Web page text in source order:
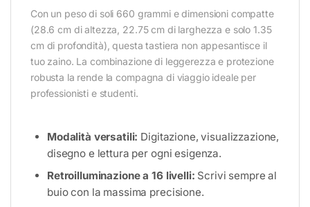
Con un peso di soli 660 grammi e dimensioni compatte
(28.6 cm di altezza, 22.75 cm di larghezza e solo 1.35
cm di profondità), questa tastiera non appesantisce il
tuo zaino. La combinazione di leggerezza e protezione
robusta la rende la compagna di viaggio ideale per
professionisti e studenti.
Modalità versatili: Digitazione, visualizzazione,
disegno e lettura per ogni esigenza.
Retroilluminazione a 16 livelli: Scrivi sempre al
buio con la massima precisione.